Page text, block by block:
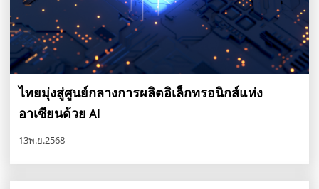
ไทยมุ่งสู่ศูนย์กลางการผลิตอิเล็กทรอนิกส์แห่ง
อาเซียนด้วย AI
13พ.ย.2568